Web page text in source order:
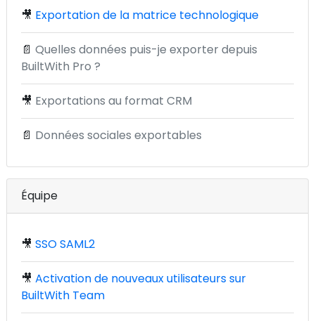
🎥 Exportation de la matrice technologique
📄 Quelles données puis-je exporter depuis
BuiltWith Pro ?
🎥 Exportations au format CRM
📄 Données sociales exportables
Équipe
🎥 SSO SAML2
🎥 Activation de nouveaux utilisateurs sur
BuiltWith Team